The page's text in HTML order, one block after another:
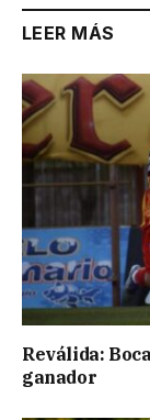
LEER MÁS
Reválida:
ganador